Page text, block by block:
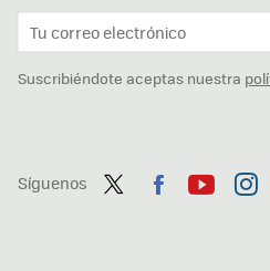
Suscribiéndote aceptas nuestra
Síguenos